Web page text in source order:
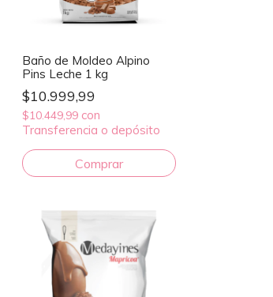
Baño de Moldeo Alpino
Pins Leche 1 kg
$10.999,99
$10.449,99 con
Transferencia o depósito